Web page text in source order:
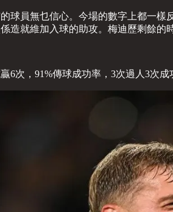
球員無乜信心。今場的數字上都一
造就維加入球的助攻。梅迪歷剩餘
6次，91%傳球成功率，3次過人3次